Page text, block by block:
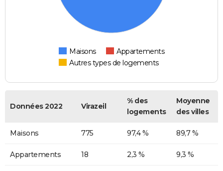
Maisons
Appartements
Autres types de logements
Données 2022 Virazeil
% des
logements
Moyenne
des villes
Maisons 775 97,4 % 89,7 %
Appartements 18 2,3 % 9,3 %